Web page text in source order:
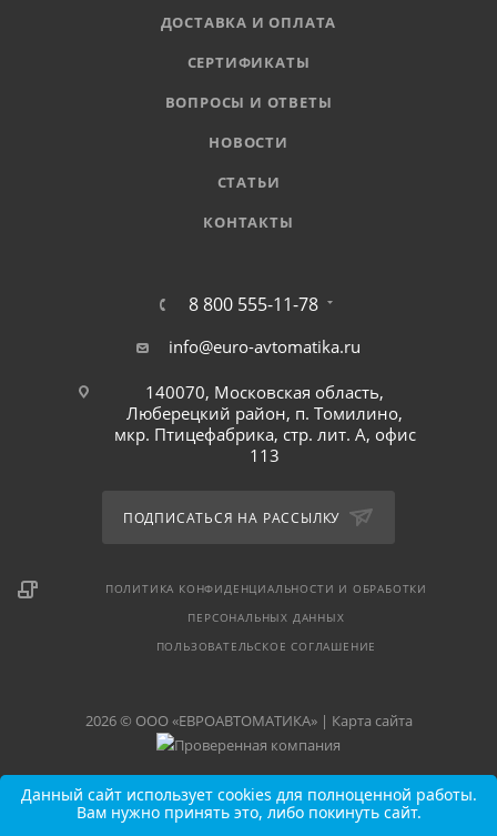
ДОСТАВКА И ОПЛАТА
СЕРТИФИКАТЫ
ВОПРОСЫ И ОТВЕТЫ
НОВОСТИ
СТАТЬИ
КОНТАКТЫ
8 800 555-11-78
info@euro-avtomatika.ru
140070, Московская область,
Люберецкий район, п. Томилино,
мкр. Птицефабрика, стр. лит. А, офис
113
ПОДПИСАТЬСЯ НА РАССЫЛКУ
ПОЛИТИКА КОНФИДЕНЦИАЛЬНОСТИ И ОБРАБОТКИ
ПЕРСОНАЛЬНЫХ ДАННЫХ
ПОЛЬЗОВАТЕЛЬСКОЕ СОГЛАШЕНИЕ
2026 © ООО «ЕВРОАВТОМАТИКА» | Карта сайта
Данный сайт использует cookies для полноценной работы.
Вам нужно принять это, либо покинуть сайт.